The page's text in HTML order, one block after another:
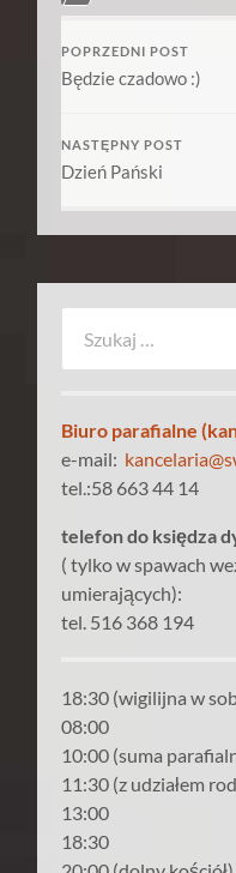
POPRZEDNI POST
Będzie czadowo :)
NASTĘPNY POST
Dzień Pański
Biuro parafialne
e-mail:
tel.:58 663 44 14
telefon do księdza
( tylko w spawach
umierających):
tel. 516 368 194
18:30 (wigilijna w
08:00
10:00 (suma
11:30 (z udziałem
13:00
18:30